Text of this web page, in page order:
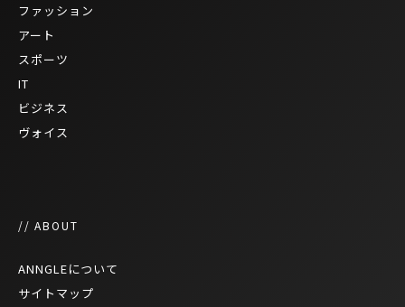
ファッション
アート
スポーツ
IT
ビジネス
ヴォイス
// ABOUT
ANNGLEについて
サイトマップ